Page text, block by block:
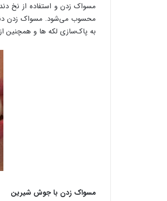
مسواک زدن و استفاده از نخ
به پاک‌سازی لکه ها و همچنین
مسواک زدن با جوش شیرین